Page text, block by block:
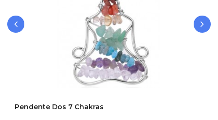
Pendente Dos 7 Chakras